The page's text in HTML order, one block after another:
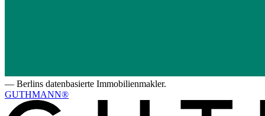
— Berlins datenbasierte Immobilienmakler.
GUTHMANN®